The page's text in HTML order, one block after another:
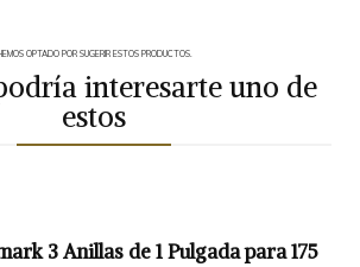
OPTADO POR SUGERIR ESTOS PRODUCTOS.
interesarte uno de
estos
3 Anillas de 1 Pulgada para 175